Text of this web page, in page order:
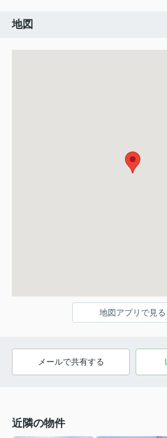
地図
地図アプリで見る
メールで共有する
近隣の物件